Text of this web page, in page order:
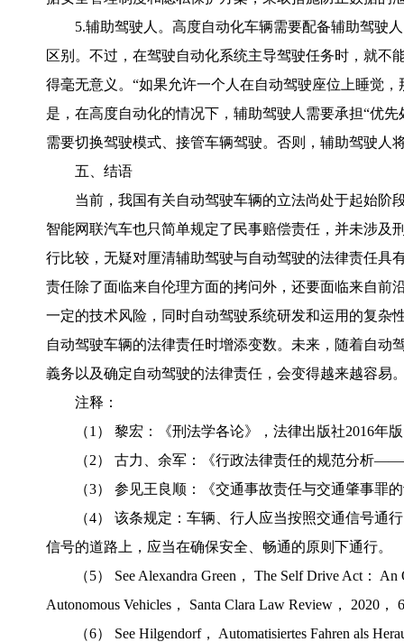
5.辅助驾驶人。高度自动化车辆需要配备辅助驾驶
区别。不过，在驾驶自动化系统主导驾驶任务时，就不
得毫无意义。“如果允许一个人在自动驾驶座位上睡觉
是，在高度自动化的情况下，辅助驾驶人需要承担“优
需要切换驾驶模式、接管车辆驾驶。否则，辅助驾驶人
五、结语
当前，我国有关自动驾驶车辆的立法尚处于起始阶
智能网联汽车也只简单规定了民事赔偿责任，并未涉及
行比较，无疑对厘清辅助驾驶与自动驾驶的法律责任具
责任除了面临来自伦理方面的拷问外，还要面临来自前
一定的技术风险，同时自动驾驶系统研发和运用的复杂
自动驾驶车辆的法律责任时增添变数。未来，随着自动
義务以及确定自动驾驶的法律责任，会变得越来越容易
注释：
（1） 黎宏：《刑法学各论》，法律出版社2016年
（2） 古力、余军：《行政法律责任的规范分析
（3） 参见王良顺：《交通事故责任与交通肇事罪
（4） 该条规定：车辆、行人应当按照交通信号通
信号的道路上，应当在确保安全、畅通的原则下通行。
（5） See Alexandra Green， The Self Drive Act：
Autonomous Vehicles， Santa Clara Law Review， 2020，
（6） See Hilgendorf， Automatisiertes Fahren als